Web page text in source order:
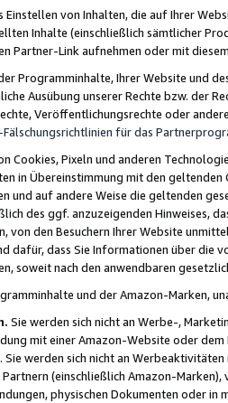
Einstellen von Inhalten, die auf Ihrer
Inhalte (einschließlich sämtlicher
Partner-Link aufnehmen oder mit
Programminhalte, Ihrer Website und
Ausübung unserer Rechte bzw. der
Veröffentlichungsrechte oder
für das
Cookies, Pixeln und anderen
in Übereinstimmung mit den
und auf andere Weise die geltenden
des ggf. anzuzeigenden Hinweises,
von den Besuchern Ihrer Website
dafür, dass Sie Informationen über die
soweit nach den anwendbaren
und der Amazon-Marken,
Sie werden sich nicht an Werbe-,
mit einer Amazon-Website oder
werden sich nicht an
(einschließlich Amazon-
physischen Dokumenten oder in